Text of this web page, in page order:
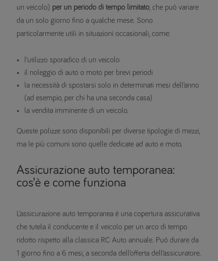
un veicolo) per un periodo di tempo limitato , che può variare
da un solo giorno fino a qualche mese. Sono
particolarmente utili in situazioni occasionali, come:
l’utilizzo sporadico di un veicolo
il noleggio di auto o moto per brevi periodi
la necessità di spostarsi solo in determinati mesi dell’anno
(ad esempio, per chi ha una seconda casa)
la vendita imminente di un veicolo.
Queste polizze sono disponibili per diverse tipologie di mezzi,
ma le più comuni sono quelle dedicate ad auto e moto.
Assicurazione auto temporanea:
cos’è e come funziona
L’assicurazione auto temporanea è una copertura assicurativa
che tutela il conducente e il veicolo per un arco di tempo
ridotto rispetto alla classica RC Auto annuale. Può durare da
1 giorno fino a 6 mesi, a seconda dell’offerta dell’assicuratore.